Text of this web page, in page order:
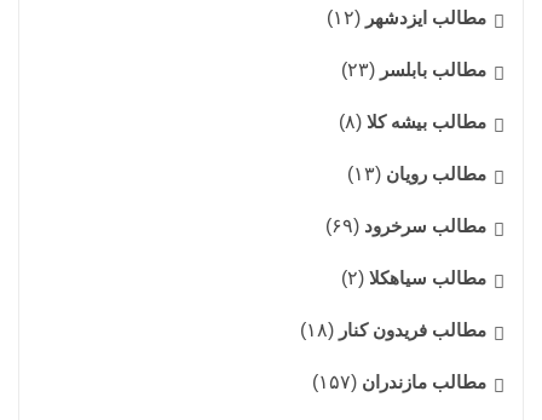
مطالب ایزدشهر (۱۲)
مطالب بابلسر (۲۳)
مطالب بیشه کلا (۸)
مطالب رویان (۱۳)
مطالب سرخرود (۶۹)
مطالب سیاهکلا (۲)
مطالب فریدون کنار (۱۸)
مطالب مازندران (۱۵۷)